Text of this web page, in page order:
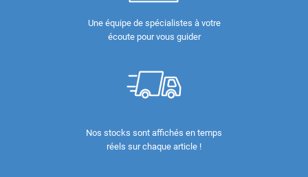
Une équipe de spécialistes à votre
écoute pour vous guider
Nos stocks sont affichés en temps
réels sur chaque article !